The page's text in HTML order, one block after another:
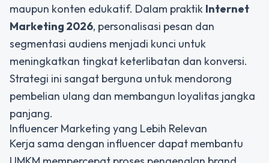
maupun konten edukatif. Dalam praktik Internet
Marketing 2026, personalisasi pesan dan
segmentasi audiens menjadi kunci untuk
meningkatkan tingkat keterlibatan dan konversi.
Strategi ini sangat berguna untuk mendorong
pembelian ulang dan membangun loyalitas jangka
panjang.
Influencer Marketing yang Lebih Relevan
Kerja sama dengan influencer dapat membantu